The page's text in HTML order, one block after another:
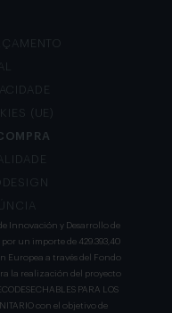
(UE)
Innovación y Desarrollo de
un importe de 429.393,40
Europea a través del Fondo
la realización del proyecto
PARA LOS
con el objetivo de